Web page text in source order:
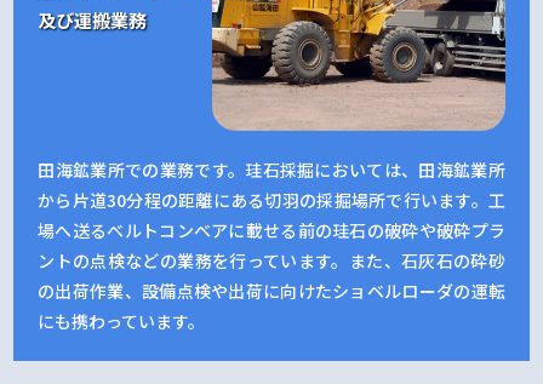
及び運搬業務
田海鉱業所での業務です。珪石採掘においては、田海鉱業所
から片道30分程の距離にある切羽の採掘場所で行います。工
場へ送るベルトコンベアに載せる前の珪石の破砕や破砕プラ
ントの点検などの業務を行っています。また、石灰石の砕砂
の出荷作業、設備点検や出荷に向けたショベルローダの運転
にも携わっています。